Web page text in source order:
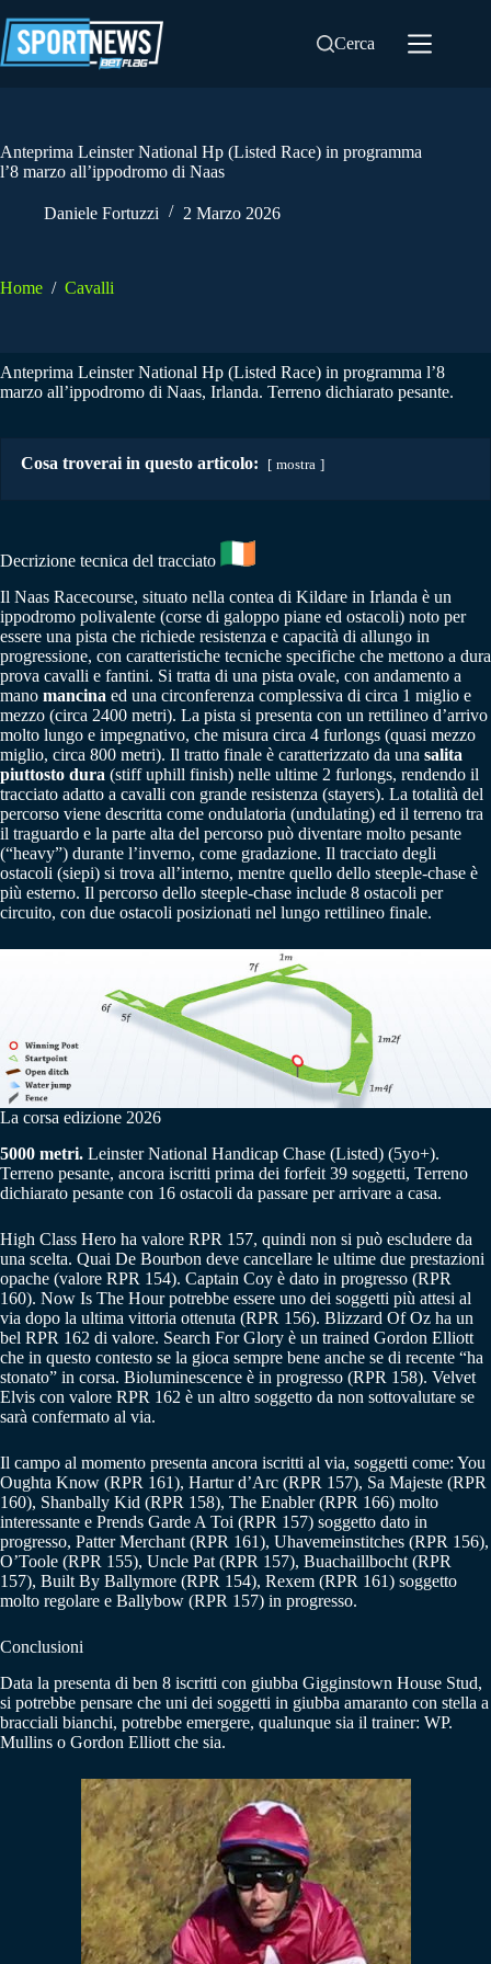
al
contenuto
Cerca
Anteprima Leinster National Hp (Listed Race) in programma
l’8 marzo all’ippodromo di Naas
Daniele Fortuzzi 2 Marzo 2026
Home / Cavalli
Anteprima Leinster National Hp (Listed Race) in programma l’8
marzo all’ippodromo di Naas, Irlanda. Terreno dichiarato pesante.
Cosa troverai in questo articolo: mostra
Decrizione tecnica del tracciato
Il Naas Racecourse, situato nella contea di Kildare in Irlanda è un
ippodromo polivalente (corse di galoppo piane ed ostacoli) noto per
essere una pista che richiede resistenza e capacità di allungo in
progressione, con caratteristiche tecniche specifiche che mettono a dura
prova cavalli e fantini. Si tratta di una pista ovale, con andamento a
mano mancina ed una circonferenza complessiva di circa 1 miglio e
mezzo (circa 2400 metri). La pista si presenta con un rettilineo d’arrivo
molto lungo e impegnativo, che misura circa 4 furlongs (quasi mezzo
miglio, circa 800 metri). Il tratto finale è caratterizzato da una salita
piuttosto dura (stiff uphill finish) nelle ultime 2 furlongs, rendendo il
tracciato adatto a cavalli con grande resistenza (stayers). La totalità del
percorso viene descritta come ondulatoria (undulating) ed il terreno tra
il traguardo e la parte alta del percorso può diventare molto pesante
(“heavy”) durante l’inverno, come gradazione. Il tracciato degli
ostacoli (siepi) si trova all’interno, mentre quello dello steeple-chase è
più esterno. Il percorso dello steeple-chase include 8 ostacoli per
circuito, con due ostacoli posizionati nel lungo rettilineo finale.
La corsa edizione 2026
5000 metri. Leinster National Handicap Chase (Listed) (5yo+).
Terreno pesante, ancora iscritti prima dei forfeit 39 soggetti, Terreno
dichiarato pesante con 16 ostacoli da passare per arrivare a casa.
High Class Hero ha valore RPR 157, quindi non si può escludere da
una scelta. Quai De Bourbon deve cancellare le ultime due prestazioni
opache (valore RPR 154). Captain Coy è dato in progresso (RPR
160). Now Is The Hour potrebbe essere uno dei soggetti più attesi al
via dopo la ultima vittoria ottenuta (RPR 156). Blizzard Of Oz ha un
bel RPR 162 di valore. Search For Glory è un trained Gordon Elliott
che in questo contesto se la gioca sempre bene anche se di recente “ha
stonato” in corsa. Bioluminescence è in progresso (RPR 158). Velvet
Elvis con valore RPR 162 è un altro soggetto da non sottovalutare se
sarà confermato al via.
Il campo al momento presenta ancora iscritti al via, soggetti come: You
Oughta Know (RPR 161), Hartur d’Arc (RPR 157), Sa Majeste (RPR
160), Shanbally Kid (RPR 158), The Enabler (RPR 166) molto
interessante e Prends Garde A Toi (RPR 157) soggetto dato in
progresso, Patter Merchant (RPR 161), Uhavemeinstitches (RPR 156),
O’Toole (RPR 155), Uncle Pat (RPR 157), Buachaillbocht (RPR
157), Built By Ballymore (RPR 154), Rexem (RPR 161) soggetto
molto regolare e Ballybow (RPR 157) in progresso.
Conclusioni
Data la presenta di ben 8 iscritti con giubba Gigginstown House Stud,
si potrebbe pensare che uni dei soggetti in giubba amaranto con stella a
bracciali bianchi, potrebbe emergere, qualunque sia il trainer: WP.
Mullins o Gordon Elliott che sia.